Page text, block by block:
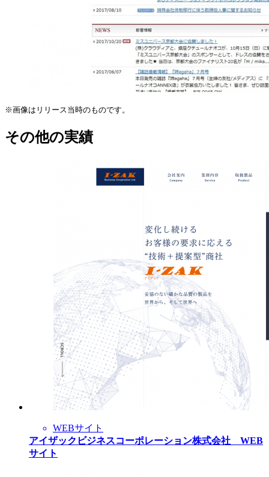
※画像はリリース当時のものです。
その他の実績
WEBサイト
アイザックビジネスコーポレーション株式会社 WEB
サイト